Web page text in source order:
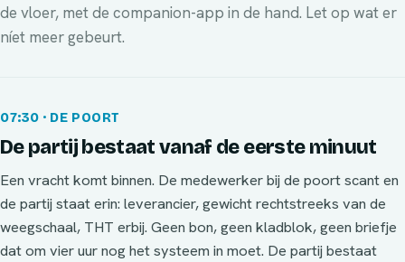
de vloer, met de companion-app in de hand. Let op wat er
níet meer gebeurt.
07:30 · DE POORT
De partij bestaat vanaf de eerste minuut
Een vracht komt binnen. De medewerker bij de poort scant en
de partij staat erin: leverancier, gewicht rechtstreeks van de
weegschaal, THT erbij. Geen bon, geen kladblok, geen briefje
dat om vier uur nog het systeem in moet. De partij bestaat